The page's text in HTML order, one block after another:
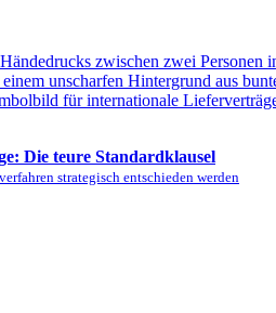
Die teure Standardklausel
strategisch entschieden werden